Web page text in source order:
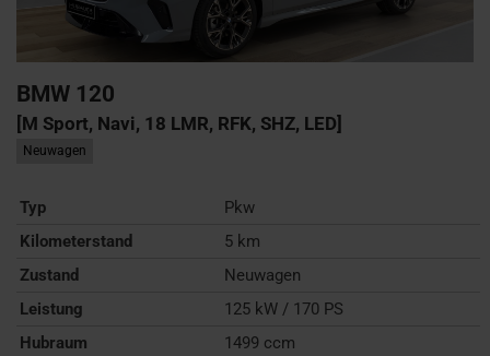
BMW 120
[M Sport, Navi, 18 LMR, RFK, SHZ, LED]
Neuwagen
Typ
Pkw
Kilometerstand
5 km
Zustand
Neuwagen
Leistung
125 kW / 170 PS
Hubraum
1499 ccm